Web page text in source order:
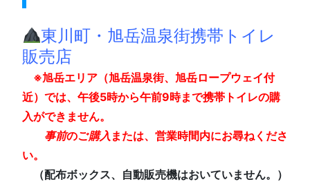
東川町・旭岳温泉街携帯トイレ
販売店
※旭岳エリア（旭岳温泉街、旭岳ロープウェイ付
近）では、午後5時から午前9時まで携帯トイレの購
入ができません。
事前のご購入 または、営業時間内にお尋ねくださ
い。
（配布ボックス、自動販売機はおいていません。）